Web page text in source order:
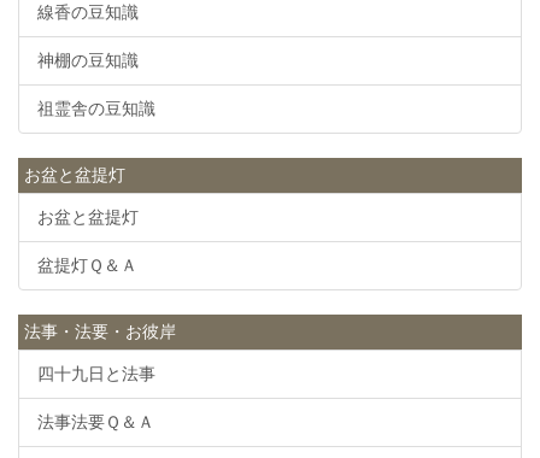
線香の豆知識
神棚の豆知識
祖霊舎の豆知識
お盆と盆提灯
お盆と盆提灯
盆提灯Ｑ＆Ａ
法事・法要・お彼岸
四十九日と法事
法事法要Ｑ＆Ａ